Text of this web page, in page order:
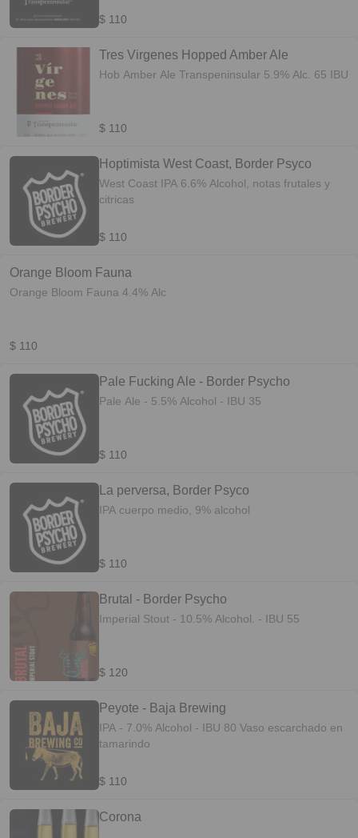
$ 110
Tres Virgenes Hopped Amber Ale
Hob Amber Ale Transpeninsular 5.9% Alc. 65 IBU
$ 110
Hoptimista West Coast, Border Psyco
West Coast IPA 6.6% Alcohol, notas frutales y
citricas
$ 110
Orange Bloom Fauna
Orange Bloom Fauna 4.4% Alc
$ 110
Pale Fucking Ale - Border Psycho
Pale Ale - 5.5% Alcohol - IBU 35
$ 110
La perversa, Border Psyco
IPA cuerpo medio, 9% alcohol
$ 110
Brutal - Border Psycho
Imperial Stout - 10.5% Alcohol. - IBU 55
$ 120
Peyote - Baja Brewing
IPA - 7.0% Alcohol - IBU 80 Vaso escarchado en
tamarindo
$ 110
Corona